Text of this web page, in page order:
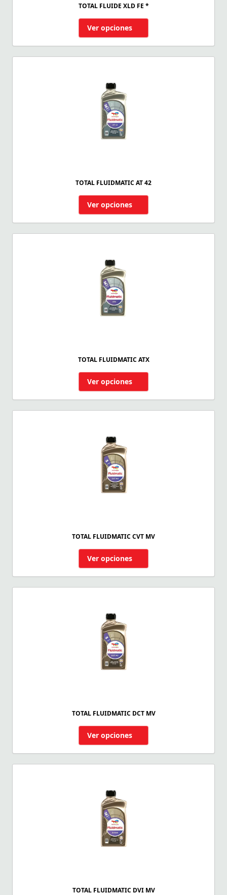
TOTAL FLUIDE XLD FE *
Ver opciones
TOTAL FLUIDMATIC AT 42
Ver opciones
TOTAL FLUIDMATIC ATX
Ver opciones
TOTAL FLUIDMATIC CVT MV
Ver opciones
TOTAL FLUIDMATIC DCT MV
Ver opciones
TOTAL FLUIDMATIC DVI MV